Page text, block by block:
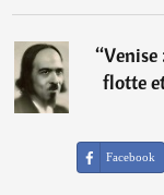
“
flotte
Facebook